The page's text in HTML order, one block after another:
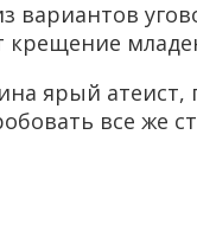
вариантов
крещение
ярый
все же